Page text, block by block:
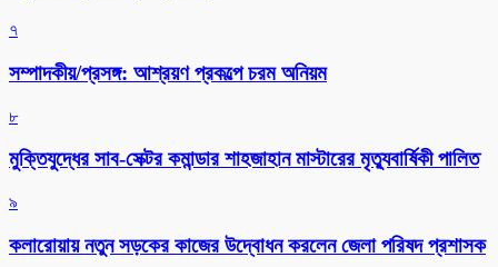
৭
সম্পাদকীয়/প্রসঙ্গ: আশ্রয়ণ প্রকল্পে চরম অনিয়ম
৮
মুক্তিযুদ্ধের সাব-সেক্টর কমান্ডার শাহজাহান মাস্টারের মৃত্যুবার্ষিকী পালিত
৯
কলারোয়ায় নতুন সড়কের কাজের উদ্বোধন করলেন জেলা পরিষদ প্রশাসক